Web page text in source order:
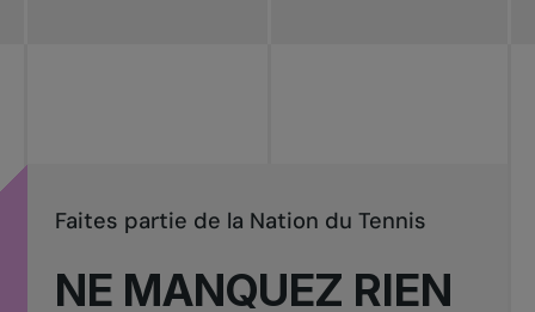
NE MANQUEZ RIEN
Faites partie de la Nation du Tennis